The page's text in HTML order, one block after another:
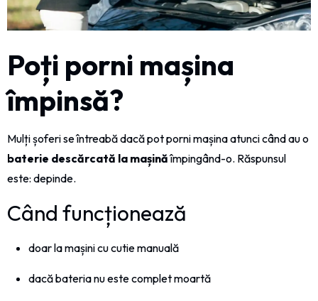
Poți porni mașina
împinsă?
Mulți șoferi se întreabă dacă pot porni mașina atunci când au o
baterie descărcată la mașinăîmpingând-o. Răspunsul
este: depinde.
Când funcționează
doar la mașini cu cutie manuală
dacă bateria nu este complet moartă